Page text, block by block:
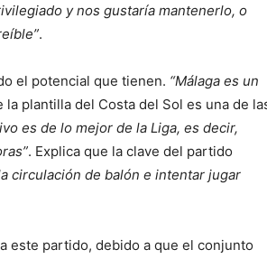
y nos gustaría mantenerlo, o
.
el potencial que tienen. “Málaga es un
la plantilla del Costa del Sol es una de
es de lo mejor de la Liga, es decir,
. Explica que la clave del partido
circulación de balón e intentar jugar
este partido, debido a que el conjunto